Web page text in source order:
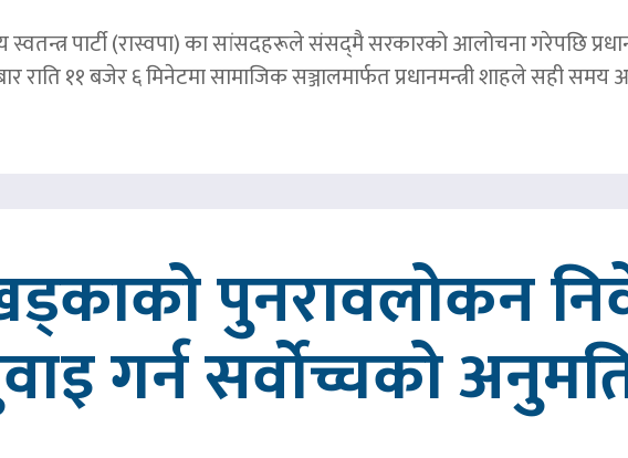
स्वतन्त्र पार्टी (रास्वपा) का सांसदहरूले संसद्‌मै सरकारको आलोचना गरेपछि
राति ११ बजेर ६ मिनेटमा सामाजिक सञ्जालमार्फत प्रधानमन्त्री शाहले सही
पुनरावलोकन
गर्न सर्वोच्चको